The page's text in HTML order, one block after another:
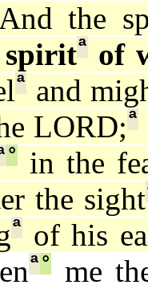
the
ª of
ª and
LORD;ª
°
in the
the sight
ª
of his
ª°
me